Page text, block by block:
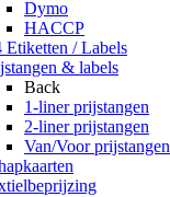
Dymo
HACCP
Etiketten / Labels
& labels
Back
1-liner prijstangen
2-liner prijstangen
Van/Voor prijstangen